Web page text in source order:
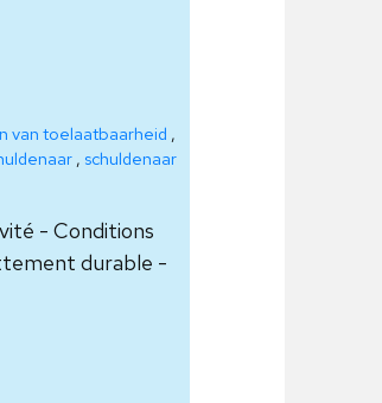
van toelaatbaarheid ,
, schuldenaar
- Conditions
durable -